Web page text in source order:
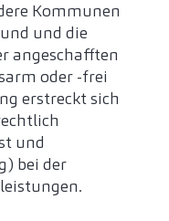
Kommunen
und die
angeschafften
oder -frei
erstreckt sich
und
bei der